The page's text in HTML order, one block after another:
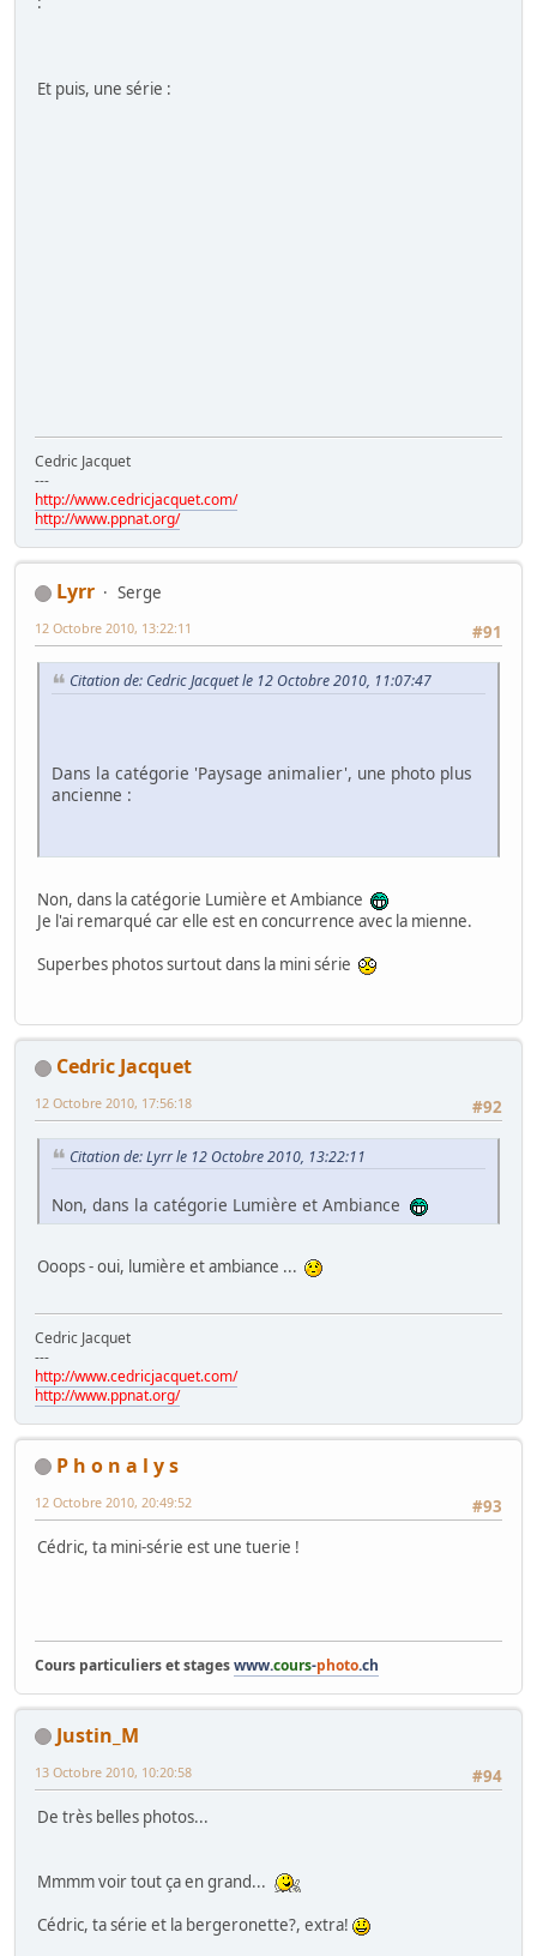
Et puis, une série :
Cedric Jacquet
---
http://www.cedricjacquet.com/
http://www.ppnat.org/
Lyrr
Serge
#91
12 Octobre 2010, 13:22:11
Citation de: Cedric Jacquet le 12 Octobre 2010, 11:07:47
Dans la catégorie 'Paysage animalier', une photo plus
ancienne :
Non, dans la catégorie Lumière et Ambiance
Je l'ai remarqué car elle est en concurrence avec la mienne.
Superbes photos surtout dans la mini série
Cedric Jacquet
#92
12 Octobre 2010, 17:56:18
Citation de: Lyrr le 12 Octobre 2010, 13:22:11
Non, dans la catégorie Lumière et Ambiance
Ooops - oui, lumière et ambiance ...
Cedric Jacquet
---
http://www.cedricjacquet.com/
http://www.ppnat.org/
P h o n a l y s
#93
12 Octobre 2010, 20:49:52
Cédric, ta mini-série est une tuerie !
Cours particuliers et stageswww.cours-photo.ch
Justin_M
#94
13 Octobre 2010, 10:20:58
De très belles photos...
Mmmm voir tout ça en grand...
Cédric, ta série et la bergeronette?, extra!